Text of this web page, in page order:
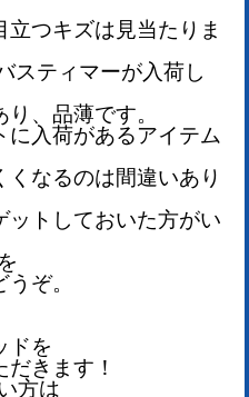
つキズは見当たりま
スティマーが入荷し
、品薄です。
に入荷があるアイテム
なるのは間違いあり
ットしておいた方がい
ぞ。
ドを
きます！
方は